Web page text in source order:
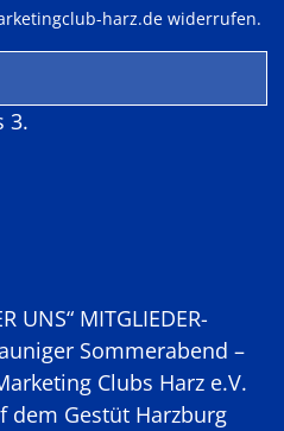
harz.de widerrufen.
3.
UNS“ MITGLIEDER-
Sommerabend –
Clubs Harz e.V.
dem Gestüt Harzburg